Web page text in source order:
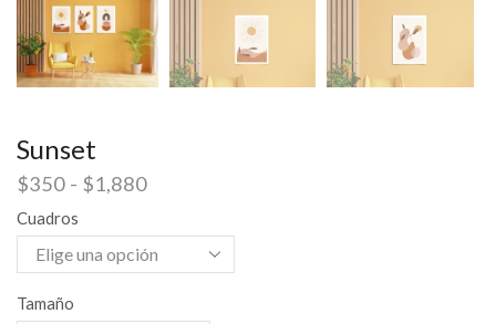
Sunset
$350 - $1,880
Cuadros
Tamaño